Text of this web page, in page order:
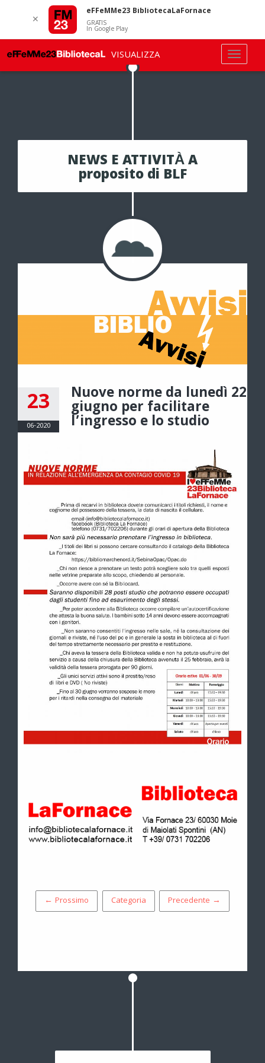
NEWS E ATTIVITÀ A
proposito di BLF
23
06-2020
Nuove norme da lunedì 22
giugno per facilitare
l’ingresso e lo studio
← Prossimo Categoria Precedente →
✕
eFFeMMe23 BibliotecaLaFornace
GRATIS
In Google Play
VISUALIZZA